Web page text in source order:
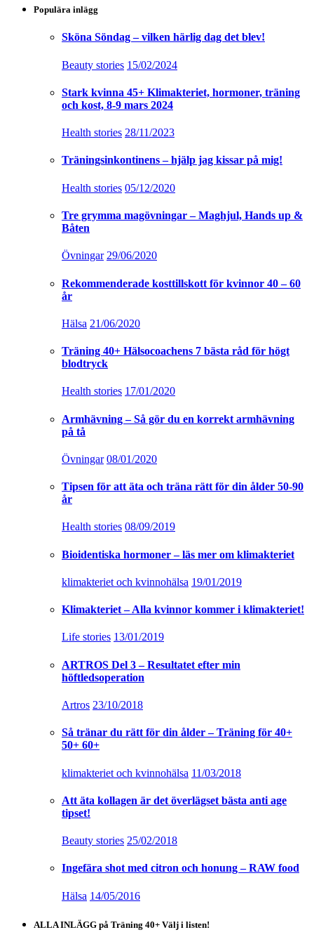
Populära inlägg
Sköna Söndag – vilken härlig dag det blev!
Beauty stories 15/02/2024
Stark kvinna 45+ Klimakteriet, hormoner, träning
och kost, 8-9 mars 2024
Health stories 28/11/2023
Träningsinkontinens – hjälp jag kissar på mig!
Health stories 05/12/2020
Tre grymma magövningar – Maghjul, Hands up &
Båten
Övningar 29/06/2020
Rekommenderade kosttillskott för kvinnor 40 – 60
år
Hälsa 21/06/2020
Träning 40+ Hälsocoachens 7 bästa råd för högt
blodtryck
Health stories 17/01/2020
Armhävning – Så gör du en korrekt armhävning
på tå
Övningar 08/01/2020
Tipsen för att äta och träna rätt för din ålder 50-90
år
Health stories 08/09/2019
Bioidentiska hormoner – läs mer om klimakteriet
klimakteriet och kvinnohälsa 19/01/2019
Klimakteriet – Alla kvinnor kommer i klimakteriet!
Life stories 13/01/2019
ARTROS Del 3 – Resultatet efter min
höftledsoperation
Artros 23/10/2018
Så tränar du rätt för din ålder – Träning för 40+
50+ 60+
klimakteriet och kvinnohälsa 11/03/2018
Att äta kollagen är det överlägset bästa anti age
tipset!
Beauty stories 25/02/2018
Ingefära shot med citron och honung – RAW food
Hälsa 14/05/2016
ALLA INLÄGG på Träning 40+ Välj i listen!